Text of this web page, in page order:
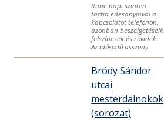
Rüne napi szinten
tartja édesanyjával a
kapcsolatot telefonon,
azonban beszélgetéseik
felszínesek és rövidek.
Az idősödő asszony
Bródy Sándor
utcai
mesterdalnokok
(sorozat)